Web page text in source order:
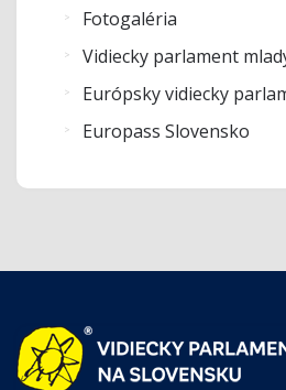
Fotogaléria
Vidiecky parlament
Európsky vidiecky
Europass Slovensko